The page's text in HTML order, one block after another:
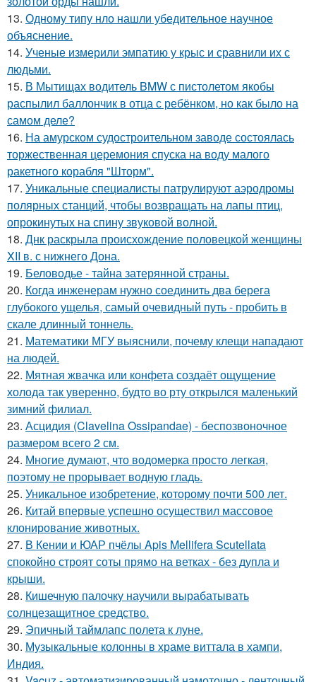
13. Одному типу нло нашли убедительное научное
объяснение.
14. Ученые измерили эмпатию у крыс и сравнили их с
людьми.
15. В Мытищах водитель BMW с пистолетом якобы
распылил баллончик в отца с ребёнком, но как было на
самом деле?
16. На амурском судостроительном заводе состоялась
торжественная церемония спуска на воду малого
ракетного корабля "Шторм".
17. Уникальные специалисты патрулируют аэродромы
полярных станций, чтобы возвращать на лапы птиц,
опрокинутых на спину звуковой волной.
18. Днк раскрыла происхождение половецкой женщины
XII в. с нижнего Дона.
19. Беловодье - тайна затерянной страны.
20. Когда инженерам нужно соединить два берега
глубокого ущелья, самый очевидный путь - пробить в
скале длинный тоннель.
21. Математики МГУ выяснили, почему клещи нападают
на людей.
22. Мятная жвачка или конфета создаёт ощущение
холода так уверенно, будто во рту открылся маленький
зимний филиал.
23. Асцидия (Clavelina Ossipandae) - беспозвоночное
размером всего 2 см.
24. Многие думают, что водомерка просто легкая,
поэтому не прорывает водную гладь.
25. Уникальное изобретение, которому почти 500 лет.
26. Китай впервые успешно осуществил массовое
клонирование животных.
27. В Кении и ЮАР пчёлы Apis Mellifera Scutellata
спокойно строят соты прямо на ветках - без дупла и
крыши.
28. Кишечную палочку научили вырабатывать
солнцезащитное средство.
29. Эпичный таймлапс полета к луне.
30. Музыкальные колонны в храме виттала в хампи,
Индия.